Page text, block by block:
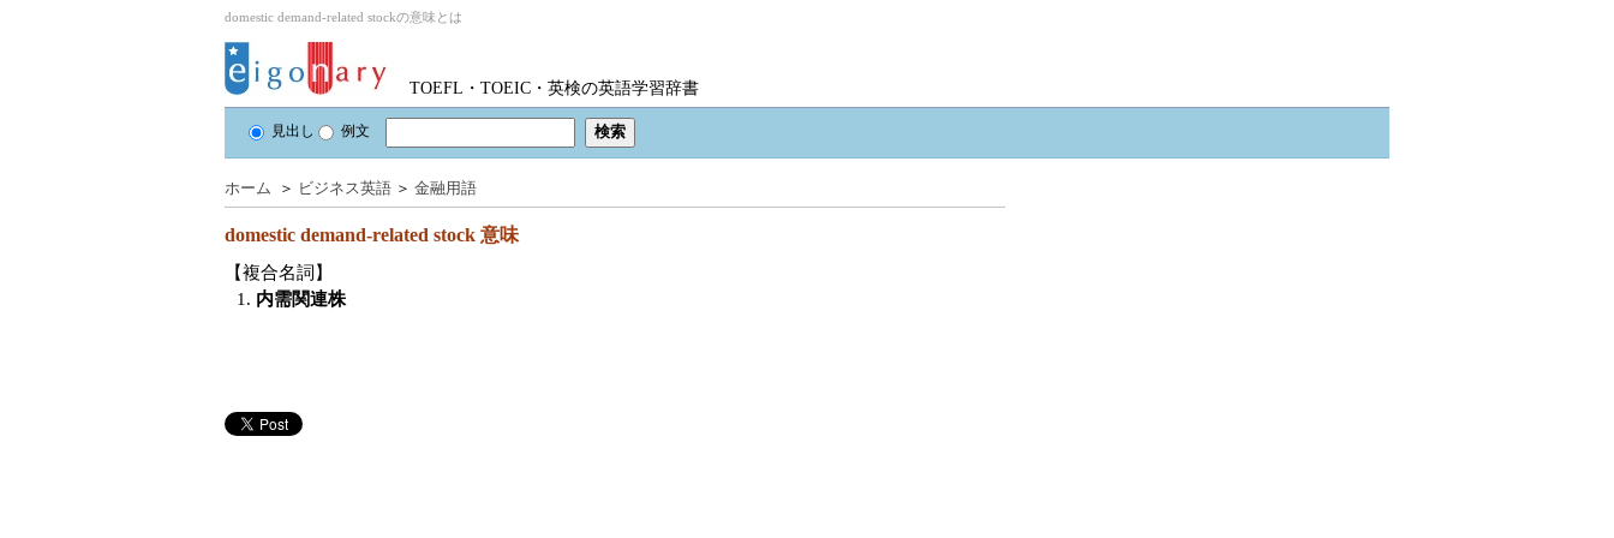
domestic demand-related stockの意味とは
TOEFL・TOEIC・英検の英語学習辞書
見出し 例文
ホーム ＞ ビジネス英語 ＞ 金融用語
domestic demand-related stock 意味
【複合名詞】
1. 内需関連株